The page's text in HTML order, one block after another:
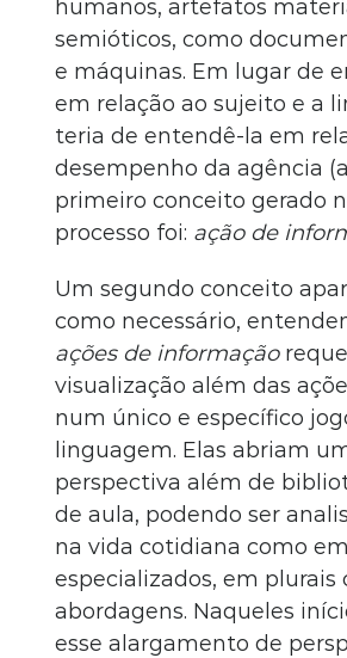
humanos, artefatos
semióticos, como
e máquinas. Em lugar de
em relação ao sujeito e a
teria de entendê-la em
desempenho da agência
primeiro conceito gerado
processo foi: ação de
Um segundo conceito
como necessário,
ações de informação
visualização além das
num único e específico
linguagem. Elas abriam
perspectiva além de
de aula, podendo ser
na vida cotidiana como
especializados, em plurais
abordagens. Naqueles
esse alargamento de